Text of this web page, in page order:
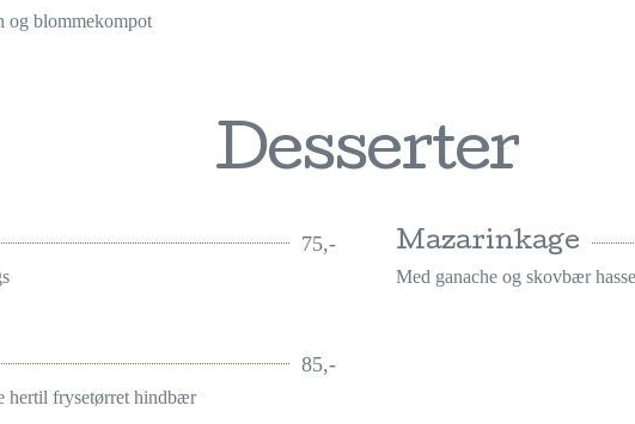
og blommekompot
Desserter
75,- Mazarinkage
Med ganache og skovbær
85,-
hertil frysetørret hindbær